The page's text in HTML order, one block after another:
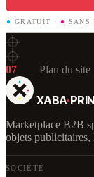
● GRATUIT · ● SANS
07 Plan du site
XABA·
Marketplace B2B
objets publicitaires,
SOCIÉTÉ